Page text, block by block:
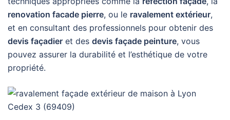
renovation facade pierre, ou le ravalement extérieur,
et en consultant des professionnels pour obtenir des
devis façadier et des devis façade peinture, vous
pouvez assurer la durabilité et l’esthétique de votre
propriété.